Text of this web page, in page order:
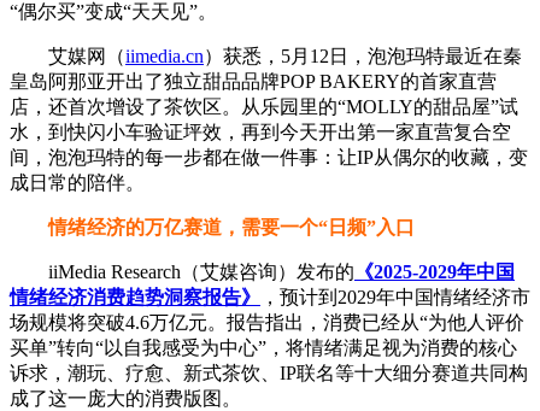
“偶尔买”变成“天天见”。
艾媒网（iimedia.cn）获悉，5月12日，泡泡玛特最近在秦
皇岛阿那亚开出了独立甜品品牌POP BAKERY的首家直营
店，还首次增设了茶饮区。从乐园里的“MOLLY的甜品屋”试
水，到快闪小车验证坪效，再到今天开出第一家直营复合空
间，泡泡玛特的每一步都在做一件事：让IP从偶尔的收藏，变
成日常的陪伴。
情绪经济的万亿赛道，需要一个“日频”入口
iiMedia Research（艾媒咨询）发布的 《2025-2029年中国
情绪经济消费趋势洞察报告》
，预计到2029年中国情绪经济市
场规模将突破4.6万亿元。报告指出，消费已经从“为他人评价
买单”转向“以自我感受为中心”，将情绪满足视为消费的核心
诉求，潮玩、疗愈、新式茶饮、IP联名等十大细分赛道共同构
成了这一庞大的消费版图。